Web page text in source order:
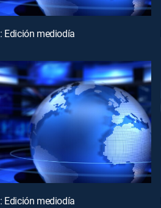
Edición mediodía
Edición mediodía